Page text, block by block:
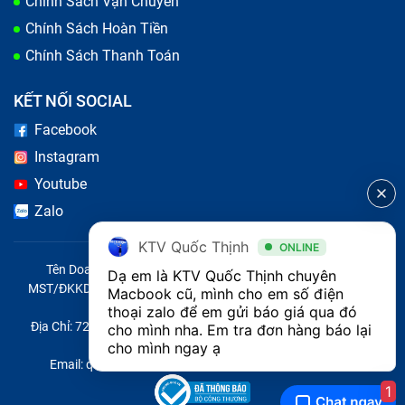
Chính Sách Hoàn Tiền
Chính Sách Thanh Toán
KẾT NỐI SOCIAL
Facebook
Instagram
Youtube
Zalo
Tên Doanh Nghiệp: CÔNG TY TNHH CITY ONE VIỆT NAM
MST/ĐKKD/QĐTL: 0316569346 do sở KHĐT TP.HCM cấp ngày
14/04/2023
Địa Chỉ: 721 Trường Chinh, Phường Tây Thạnh, Quận Tân Phú,
Thành phố Hồ Chí Minh, Việt Nam
Email: quoc@baohanhone.com | Điện Thoại: 18001236
KTV Quốc Thịnh ONLINE
Dạ em là KTV Quốc Thịnh chuyên
Macbook cũ, mình cho em số điện
thoại zalo để em gửi báo giá qua đó
cho mình nha. Em tra đơn hàng báo lại
cho mình ngay ạ
1